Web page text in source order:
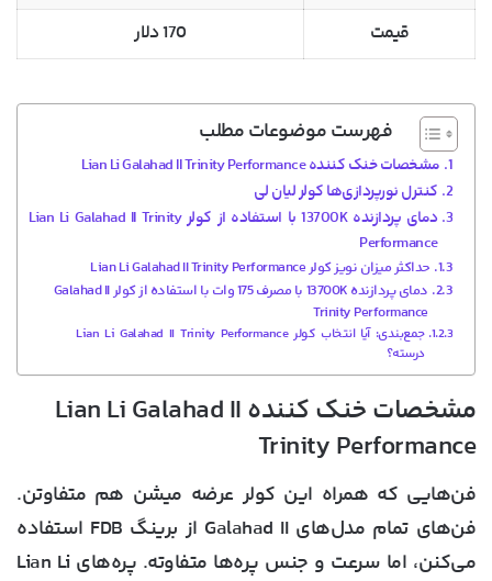
قیمت
170 دلار
فهرست موضوعات مطلب
مشخصات خنک کننده Lian Li Galahad II Trinity Performance
کنترل نورپردازی‌ها کولر لیان لی
دمای پردازنده 13700K با استفاده از کولر Lian Li Galahad II Trinity
Performance
حداکثر میزان نویز کولر Lian Li Galahad II Trinity Performance
دمای پردازنده 13700K با مصرف 175 وات با استفاده از کولر Galahad II
Trinity Performance
جمع‌بندی: آیا انتخاب کولر Lian Li Galahad II Trinity Performance
درسته؟
مشخصات خنک کننده Lian Li Galahad II
Trinity Performance
فن‌هایی که همراه این کولر عرضه میشن هم متفاوتن.
فن‌های تمام مدل‌های Galahad II از برینگ FDB استفاده
می‌کنن، اما سرعت و جنس پره‌ها متفاوته. پره‌های Lian Li